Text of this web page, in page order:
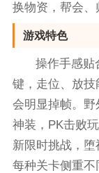
换物资，帮会、
游戏特色
操作手感贴
键，走位、放
会明显掉帧。野
神装，PK击败
新限时挑战，堕
每种关卡侧重不